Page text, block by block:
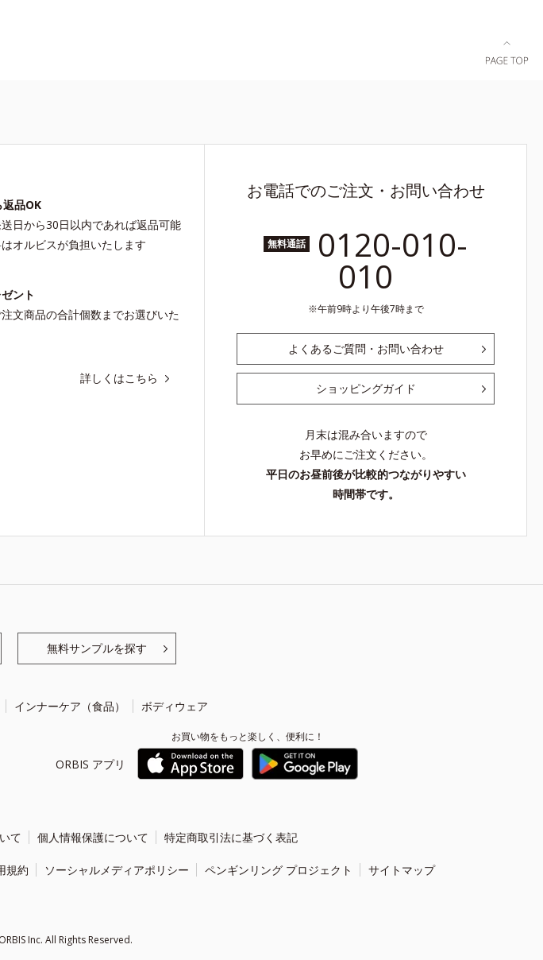
品OK
日から30日以内であれば返品可能
オルビスが負担いたします
ント
文商品の合計個数までお選びいた
詳しくはこちら
お電話でのご注文・お問い合わせ
無料通話 0120-010-
010
午前9時より午後7時まで
よくあるご質問・お問い合わせ
ショッピングガイド
月末は混み合いますので
お早めにご注文ください。
平日のお昼前後が比較的つながりやすい
時間帯です。
無料サンプルを探す
インナーケア（食品） ボディウェア
ORBIS アプリ
お買い物をもっと楽しく、便利に！
て 個人情報保護について 特定商取引法に基づく表記
規約 ソーシャルメディアポリシー ペンギンリング プロジェクト サイトマップ
ORBIS Inc. All Rights Reserved.